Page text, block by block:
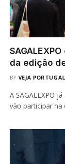
da edição
BY VEJA PORTUGAL
A SAGALEXPO
vão participar na